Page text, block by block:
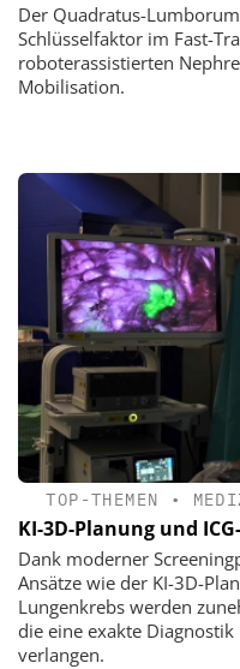
Der Quadratus-
Schlüsselfaktor im Fast-
roboterassistierten
Mobilisation.
TOP-THEMEN •
KI-3D-Planung und
Dank moderner
Ansätze wie der KI-3D-
Lungenkrebs werden
die eine exakte
verlangen.